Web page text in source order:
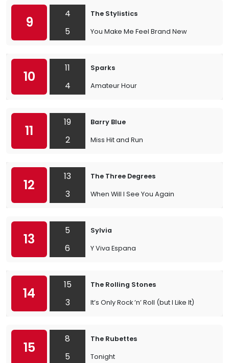
9
4
5
The Stylistics
You Make Me Feel Brand New
10
11
4
Sparks
Amateur Hour
11
19
2
Barry Blue
Miss Hit and Run
12
13
3
The Three Degrees
When Will I See You Again
13
5
6
Sylvia
Y Viva Espana
14
15
3
The Rolling Stones
It’s Only Rock ’n’ Roll (but I Like It)
15
8
5
The Rubettes
Tonight